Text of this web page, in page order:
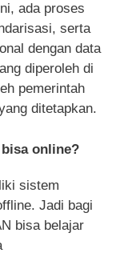
ada proses
serta
dengan data
diperoleh di
pemerintah
ditetapkan.
online?
sistem
Jadi bagi
bisa belajar